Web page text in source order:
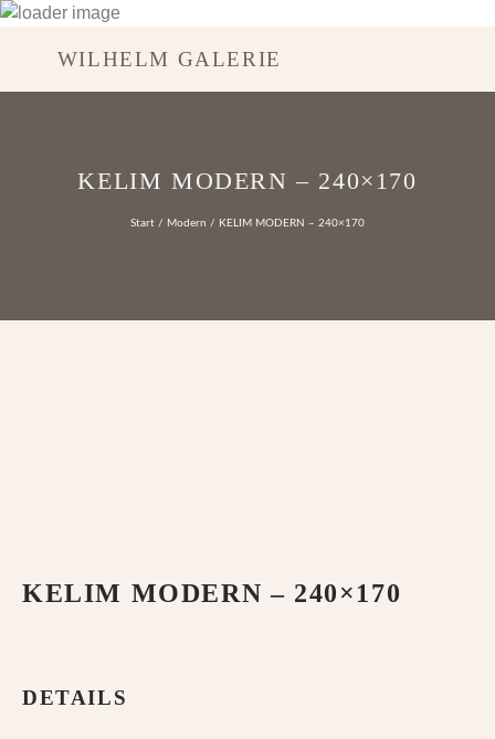
WILHELM GALERIE
KELIM MODERN – 240×170
Start / Modern / KELIM MODERN – 240×170
KELIM MODERN – 240×170
DETAILS